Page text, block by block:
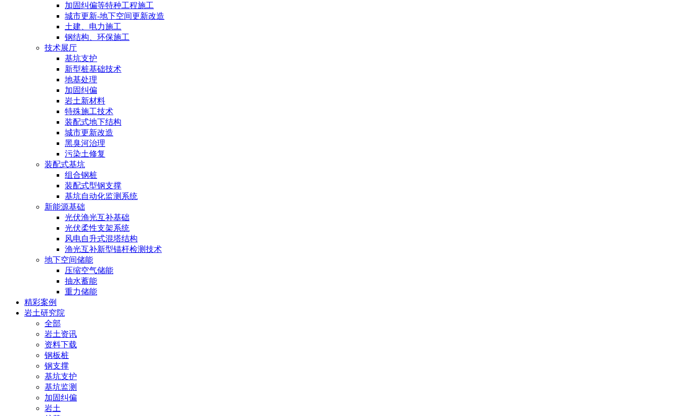
加固纠偏等特种工程施工
城市更新-地下空间更新改造
土建、电力施工
钢结构、环保施工
技术展厅
基坑支护
新型桩基础技术
地基处理
加固纠偏
岩土新材料
特殊施工技术
装配式地下结构
城市更新改造
黑臭河治理
污染土修复
装配式基坑
组合钢桩
装配式型钢支撑
基坑自动化监测系统
新能源基础
光伏渔光互补基础
光伏柔性支架系统
风电自升式混塔结构
渔光互补新型锚杆检测技术
地下空间储能
压缩空气储能
抽水蓄能
重力储能
精彩案例
岩土研究院
全部
岩土资讯
资料下载
钢板桩
钢支撑
基坑支护
基坑监测
加固纠偏
岩土